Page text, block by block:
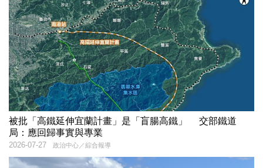
被批「高鐵延伸宜蘭計畫」是「盲腸高鐵」 交部鐵道
局：應回歸事實與專業
政治中心／綜合報導
2026-07-27